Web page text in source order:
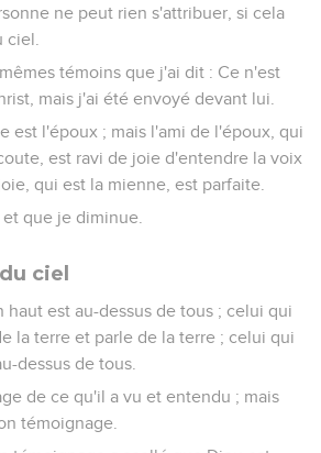
ne peut rien s'attribuer, si cela
ciel.
témoins que j'ai dit : Ce n'est
mais j'ai été envoyé devant lui.
est l'époux ; mais l'ami de l'époux, qui
est ravi de joie d'entendre la voix
qui est la mienne, est parfaite.
que je diminue.
ciel
est au-dessus de tous ; celui qui
la terre et parle de la terre ; celui qui
dessus de tous.
de ce qu'il a vu et entendu ; mais
témoignage.